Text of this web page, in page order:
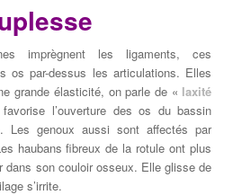
imprègnent les ligaments, ces
os par-dessus les articulations. Elles
grande élasticité, on parle de « laxité
l’ouverture des os du bassin
Les genoux aussi sont affectés par
haubans fibreux de la rotule ont plus
dans son couloir osseux. Elle glisse de
s’irrite.